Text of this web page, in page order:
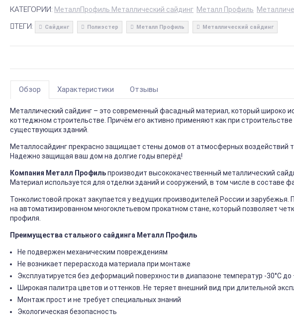
КАТЕГОРИИ: МеталлПрофиль Металлический сайдинг Металл Профиль
ТЕГИ: Сайдинг Полиэстер Металл Профиль Металлический сайдинг
Обзор Характеристики Отзывы
Металлический сайдинг – это современный фасадный материал, который широко
коттеджном строительстве. Причём его активно применяют как при
существующих зданий.
Металлосайдинг прекрасно защищает стены домов от атмосферных воздействий
Надежно защищая ваш дом на долгие годы вперёд!
Компания Металл Профильпроизводит высококачественный металлический
Материал используется для отделки зданий и сооружений, в том числе в составе
Тонколистовой прокат закупается у ведущих производителей России и
на автоматизированном многоклетьевом прокатном стане, который позволяет
профиля.
Преимущества стального сайдинга Металл Профиль
Не подвержен механическим повреждениям
Не возникает перерасхода материала при монтаже
Эксплуатируется без деформаций поверхности в диапазоне температур -30°C до
Широкая палитра цветов и оттенков. Не теряет внешний вид при длительной
Монтаж прост и не требует специальных знаний
Экологическая безопасность